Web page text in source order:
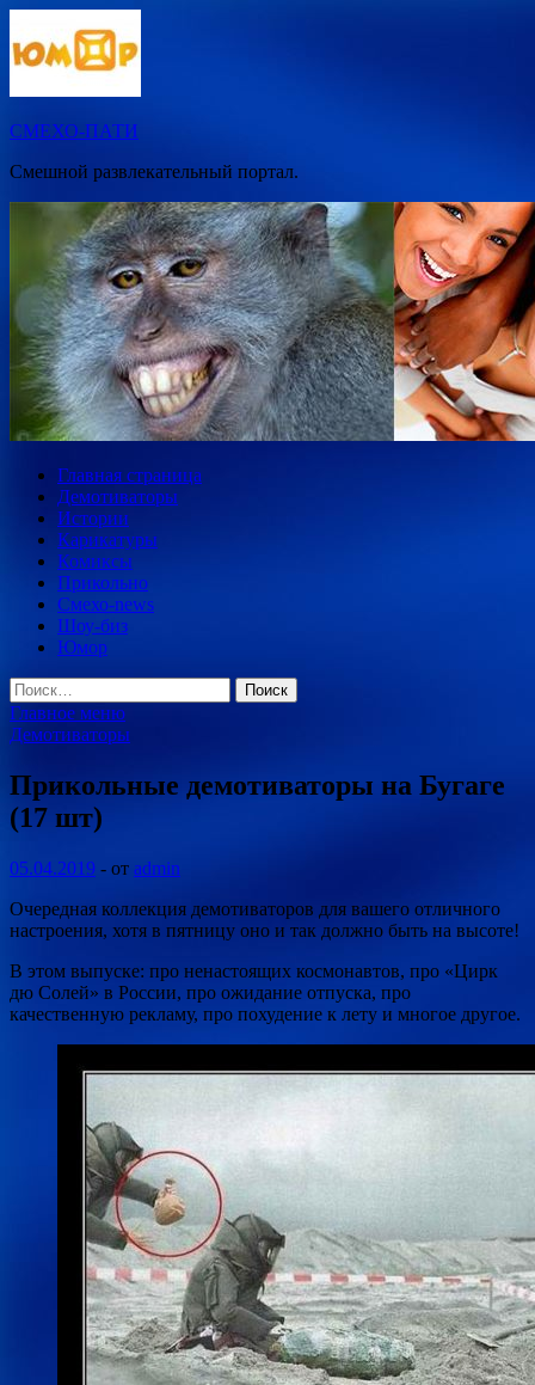
к
содержимому
СМЕХО-ПАТИ
Смешной развлекательный портал.
Главная страница
Демотиваторы
Истории
Карикатуры
Комиксы
Прикольно
Смехо-news
Шоу-биз
Юмор
Найти:
Главное меню
Демотиваторы
Прикольные демотиваторы на Бугаге
(17 шт)
05.04.2019 - от admin
Очередная коллекция демотиваторов для вашего отличного
настроения, хотя в пятницу оно и так должно быть на высоте!
В этом выпуске: про ненастоящих космонавтов, про «Цирк
дю Солей» в России, про ожидание отпуска, про
качественную рекламу, про похудение к лету и многое другое.